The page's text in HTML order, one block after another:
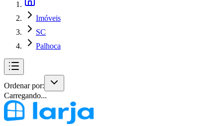
Imóveis
SC
Palhoca
Ordenar por:
Carregando...